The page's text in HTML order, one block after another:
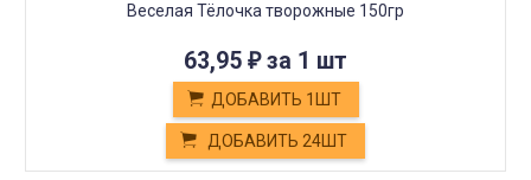
Веселая Тёлочка творожные 150гр
63,95 ₽за 1 шт
ДОБАВИТЬ 1ШТ
ДОБАВИТЬ 24ШТ